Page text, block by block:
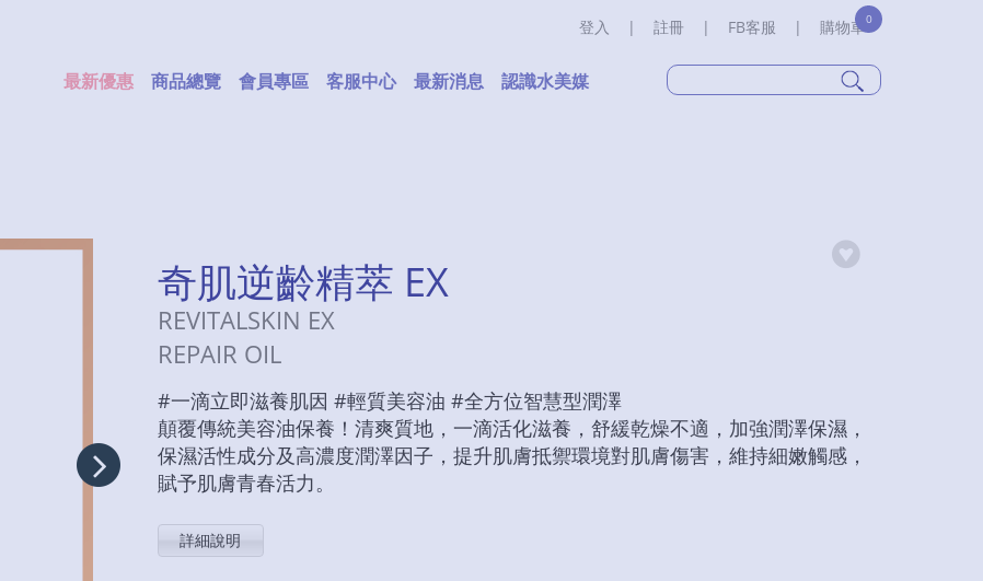
登入 | 註冊 | FB客服 | 0
購物車
最新優惠 商品總覽 會員專區 客服中心 最新消息 認識水美媒
奇肌逆齡精萃 EX
REVITALSKIN EX
REPAIR OIL
#一滴立即滋養肌因 #輕質美容油 #全方位智慧型潤澤
顛覆傳統美容油保養！清爽質地，一滴活化滋養，舒緩乾燥不適，加強潤澤保濕，
保濕活性成分及高濃度潤澤因子，提升肌膚抵禦環境對肌膚傷害，維持細嫩觸感，
賦予肌膚青春活力。
詳細說明